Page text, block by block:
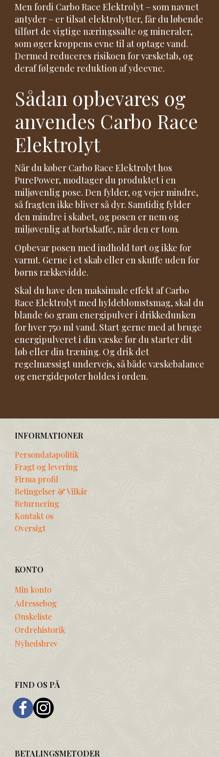
Men fordi Carbo Race Elektrolyt – som navnet
antyder – er tilsat elektrolytter, får du løbende
tilført de vigtige næringssalte og mineraler,
som øger kroppens evne til at optage vand.
Dermed reduceres risikoen for væsketab, og
deraf følgende reduktion af ydeevne.
Sådan opbevares og
anvendes Carbo Race
Elektrolyt
Når du køber Carbo Race Elektrolyt hos
PurePower, modtager du produktet i en
miljøvenlig pose. Den fylder, og vejer mindre,
så fragten ikke bliver så dyr. Samtidig fylder
den mindre i skabet, og posen er nem og
miljøvenlig at bortskaffe, når den er tom.
Opbevar posen med indhold tørt og ikke for
varmt. Gerne i et skab eller en skuffe uden for
børns rækkevidde.
Skal du have den maksimale effekt af Carbo
Race Elektrolyt med hyldeblomstsmag, skal du
blande 60 gram energipulver i drikkedunken
for hver 750 ml vand. Start gerne med at bruge
energipulveret i din væske før du starter dit
løb eller din træning. Og drik det
regelmæssigt undervejs, så både væskebalance
og energidepoter holdes i orden.
INFORMATIONER
Persondatapolitik
Fragt og levering
Firma profil
Betingelser & Vilkår
Returnering
Kontakt os
Oversigt
KONTO
Min konto
Adressebog
Ønskeliste
Ordrehistorik
Nyhedsbrev
FIND OS PÅ
BETALINGSMETODER